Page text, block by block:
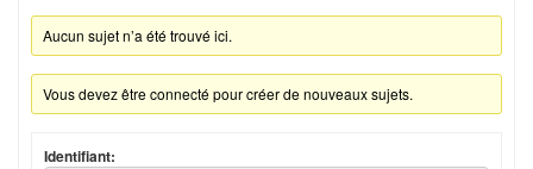
Aucun sujet n’a été trouvé ici.
Vous devez être connecté pour créer de nouveaux sujets.
Identifiant: